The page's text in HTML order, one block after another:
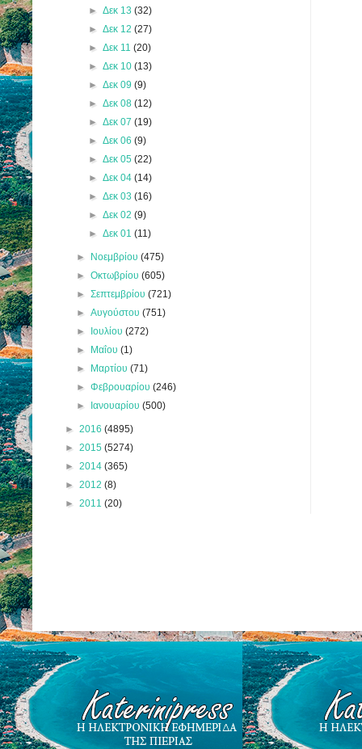
► Δεκ 13 (32)
► Δεκ 12 (27)
► Δεκ 11 (20)
► Δεκ 10 (13)
► Δεκ 09 (9)
► Δεκ 08 (12)
► Δεκ 07 (19)
► Δεκ 06 (9)
► Δεκ 05 (22)
► Δεκ 04 (14)
► Δεκ 03 (16)
► Δεκ 02 (9)
► Δεκ 01 (11)
► Νοεμβρίου(475)
►Οκτωβρίου(605)
►Σεπτεμβρίου(721)
►Αυγούστου(751)
► Ιουλίου(272)
► Μαΐου(1)
► Μαρτίου(71)
►Φεβρουαρίου(246)
► Ιανουαρίου(500)
► 2016 (4895)
► 2015 (5274)
► 2014 (365)
► 2012 (8)
► 2011 (20)